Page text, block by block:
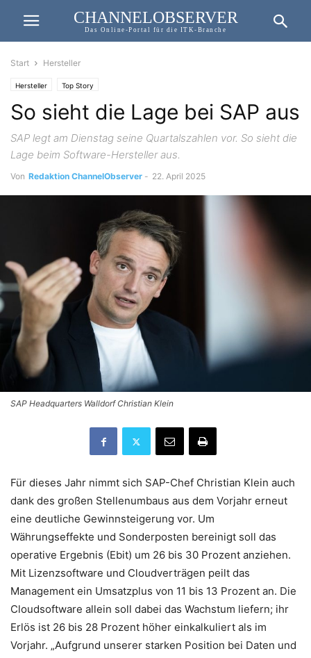
CHANNELOBSERVER
Das Online-Portal für die ITK-Branche
Start Hersteller
Hersteller Top Story
So sieht die Lage bei SAP aus
SAP legt am Dienstag seine Quartalszahlen vor. So sieht die
Lage beim Software-Hersteller aus.
Von Redaktion ChannelObserver - 22. April 2025
SAP Headquarters Walldorf Christian Klein
Für dieses Jahr nimmt sich SAP-Chef Christian Klein auch
dank des großen Stellenumbaus aus dem Vorjahr erneut
eine deutliche Gewinnsteigerung vor. Um
Währungseffekte und Sonderposten bereinigt soll das
operative Ergebnis (Ebit) um 26 bis 30 Prozent anziehen.
Mit Lizenzsoftware und Cloudverträgen peilt das
Management ein Umsatzplus von 11 bis 13 Prozent an. Die
Cloudsoftware allein soll dabei das Wachstum liefern; ihr
Erlös ist 26 bis 28 Prozent höher einkalkuliert als im
Vorjahr. „Aufgrund unserer starken Position bei Daten und